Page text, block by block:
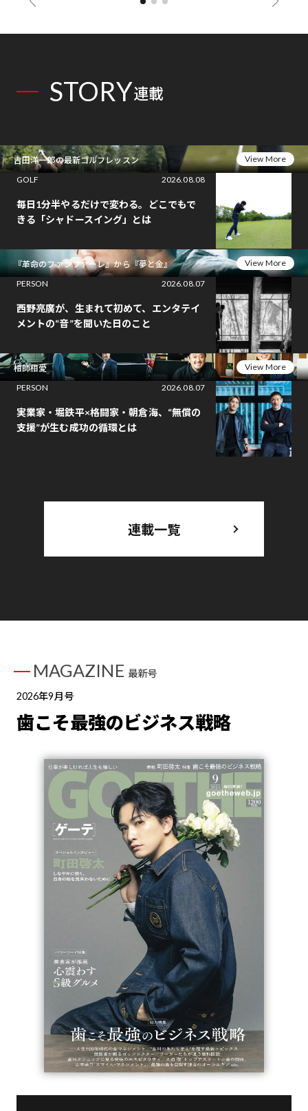
STORY連載
吉田洋一郎の最新ゴルフレッスン
View More
GOLF
2026.08.08
毎日1分半やるだけで変わる。どこでもで
きる「シャドースイング」とは
『革命のファンファーレ』から『夢と金』
View More
PERSON
2026.08.07
西野亮廣が、生まれて初めて、エンタテイ
メントの“音”を聞いた日のこと
相師相愛
View More
PERSON
2026.08.07
実業家・堀鉄平×格闘家・朝倉海、“無償の
支援”が生む成功の循環とは
連載一覧
MAGAZINE 最新号
2026年9月号
歯こそ最強のビジネス戦略